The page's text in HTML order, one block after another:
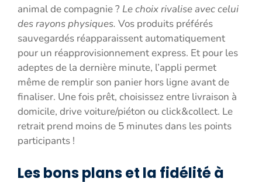
animal de compagnie ? Le choix rivalise avec celui
des rayons physiques. Vos produits préférés
sauvegardés réapparaissent automatiquement
pour un réapprovisionnement express. Et pour les
adeptes de la dernière minute, l’appli permet
même de remplir son panier hors ligne avant de
finaliser. Une fois prêt, choisissez entre livraison à
domicile, drive voiture/piéton ou click&collect. Le
retrait prend moins de 5 minutes dans les points
participants !
Les bons plans et la fidélité à